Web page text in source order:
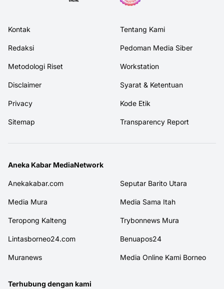
Kontak Tentang Kami
Redaksi Pedoman Media Siber
Metodologi Riset Workstation
Disclaimer Syarat & Ketentuan
Privacy Kode Etik
Sitemap Transparency Report
Aneka Kabar MediaNetwork
Anekakabar.com Seputar Barito Utara
Media Mura Media Sama Itah
Teropong Kalteng Trybonnews Mura
Lintasborneo24.com Benuapos24
Muranews Media Online Kami Borneo
Terhubung dengan kami